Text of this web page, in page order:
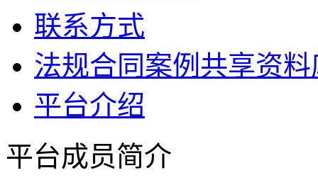
联系方式
法规合同案例共享资料
平台介绍
平台成员简介